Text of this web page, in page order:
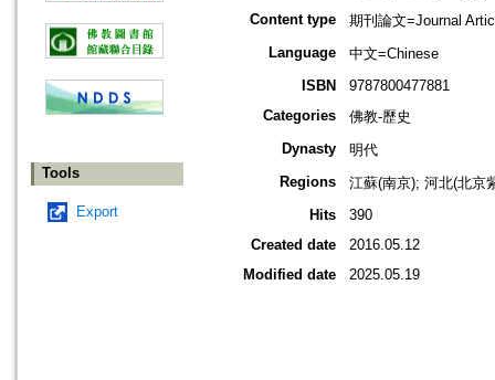
Tools
Export
Content type
期刊論文=Journal
Language
中文=Chinese
ISBN
9787800477881
Categories
佛教-歷史
Dynasty
明代
Regions
江蘇(南京); 河北(北京
Hits
390
Created date
2016.05.12
Modified date
2025.05.19